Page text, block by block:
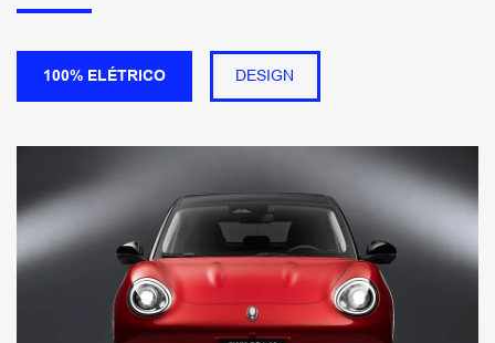
100% ELÉTRICO DESIGN